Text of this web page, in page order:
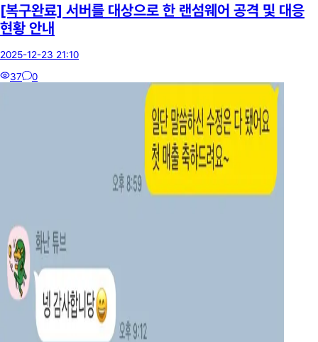
[복구완료] 서버를 대상으로 한 랜섬웨어 공격 및 대응
현황 안내
2025-12-23 21:10
37
0